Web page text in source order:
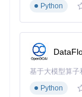
早期的文件管
一的安全保障。
A），相当于增
DC单点登录
系统：访客需
# 多层次认证配
Python
基于大模型算
Python